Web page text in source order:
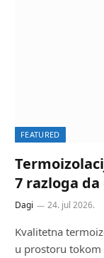
FEATURED
7 razloga
Dagi 24. jul 2026.
Kvalitetna
u prostoru tokom